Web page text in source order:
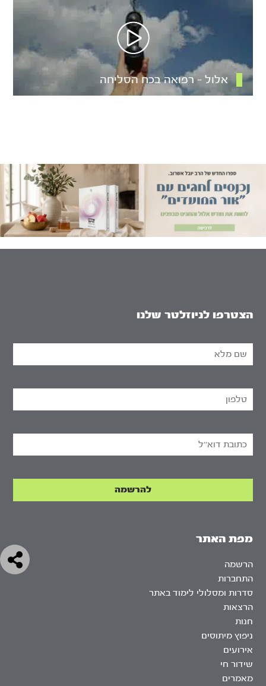
אלול – רפואה בכח הסליחה
מפת האתר
הרשמה
התחברות
סדרות ומסלולי לימוד באתר
הרצאות
חנות
ניפוץ מיתוסים
אירועים
שידור חי
מאמרים
הצטרפו לניוזלטר שלנו